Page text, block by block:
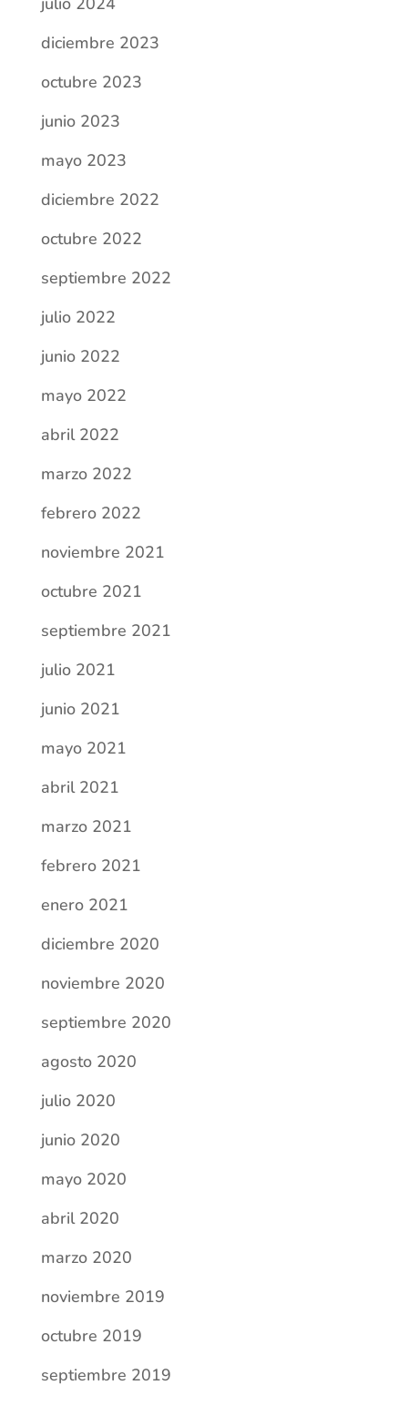
diciembre 2023
octubre 2023
junio 2023
mayo 2023
diciembre 2022
octubre 2022
septiembre 2022
julio 2022
junio 2022
mayo 2022
abril 2022
marzo 2022
febrero 2022
noviembre 2021
octubre 2021
septiembre 2021
julio 2021
junio 2021
mayo 2021
abril 2021
marzo 2021
febrero 2021
enero 2021
diciembre 2020
noviembre 2020
septiembre 2020
agosto 2020
julio 2020
junio 2020
mayo 2020
abril 2020
marzo 2020
noviembre 2019
octubre 2019
septiembre 2019